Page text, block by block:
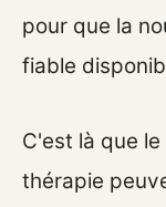
pour que la
fiable
C'est là que
thérapie